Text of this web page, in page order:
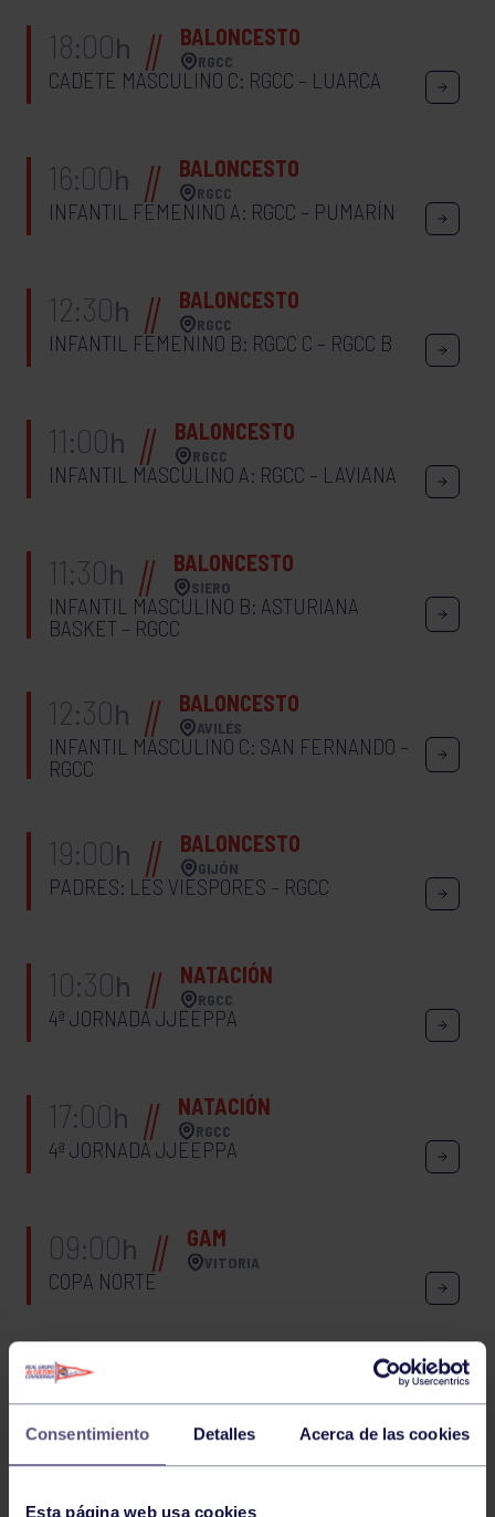
Consentimiento Detalles Acerca de las cookies
Esta página web usa cookies
18:00h BALONCESTO
RGCC
CADETE MASCULINO C: RGCC – LUARCA
16:00h BALONCESTO
RGCC
INFANTIL FEMENINO A: RGCC – PUMARÍN
12:30h BALONCESTO
RGCC
INFANTIL FEMENINO B: RGCC C – RGCC B
11:00h BALONCESTO
RGCC
INFANTIL MASCULINO A: RGCC – LAVIANA
11:30h BALONCESTO
SIERO
INFANTIL MASCULINO B: ASTURIANA
BASKET – RGCC
12:30h BALONCESTO
AVILÉS
INFANTIL MASCULINO C: SAN FERNANDO –
RGCC
19:00h BALONCESTO
GIJÓN
PADRES: LES VIESPORES – RGCC
10:30h NATACIÓN
RGCC
4ª JORNADA JJEEPPA
17:00h NATACIÓN
RGCC
4ª JORNADA JJEEPPA
09:00h GAM
VITORIA
COPA NORTE
COPA NORTE VITORIA GAM
COPA NORTE VITORIA GAM